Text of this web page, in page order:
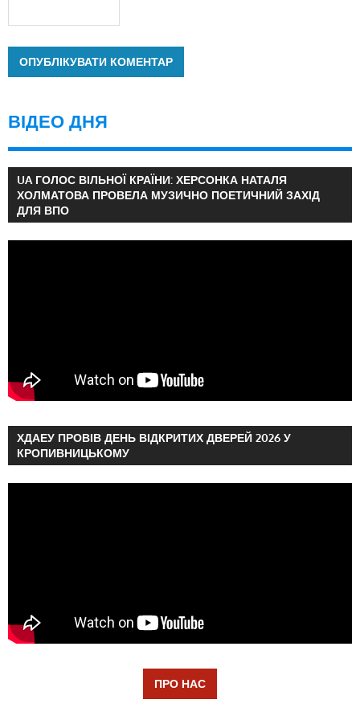
ВІДЕО ДНЯ
UA ГОЛОС ВІЛЬНОЇ КРАЇНИ: ХЕРСОНКА НАТАЛЯ
ХОЛМАТОВА ПРОВЕЛА МУЗИЧНО ПОЕТИЧНИЙ ЗАХІД
ДЛЯ ВПО
ХДАЕУ ПРОВІВ ДЕНЬ ВІДКРИТИХ ДВЕРЕЙ 2026 У
КРОПИВНИЦЬКОМУ
ПРО НАС